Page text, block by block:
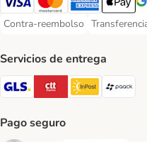
Visa Payment Method
Mastercard Payment
AmericanApple
Contra-reembolso
Contra-reembolso Payment
Servicios de entrega
GLS Shipping Method
CTTExpressInPost
Pago seguro